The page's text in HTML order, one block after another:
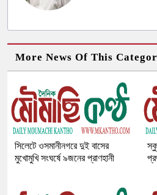
More News Of This
সিলেটে ওসমানীনগরে দুই বাসের
মুখোমুখি সংঘর্ষে ৯জনের প্রাণহানী